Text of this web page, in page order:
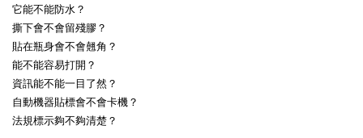
它能不能防水？
撕下會不會留殘膠？
貼在瓶身會不會翹角？
能不能容易打開？
資訊能不能一目了然？
自動機器貼標會不會卡機？
法規標示夠不夠清楚？